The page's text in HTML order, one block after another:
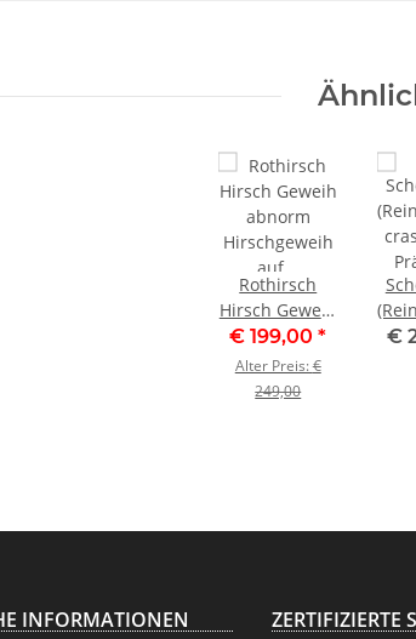
Rothirsch
Hirsch Geweih
abnorm
Hirschgeweih
auf
€ 199,00*
Alter Preis:€
249,00
€
INFORMATIONEN ZERTIFIZIERTE